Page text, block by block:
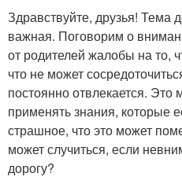
Здравствуйте, друзья! Тема
важная. Поговорим о
от родителей жалобы на то,
что не может
постоянно отвлекается.
применять знания, которые
страшное, что это может
может случиться, если
дорогу?